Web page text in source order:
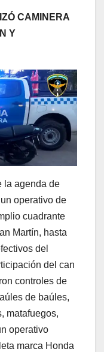
CAMINERA
Y
la agenda de
operativo de
cuadrante
Martín, hasta
del
del can
controles de
de baúles,
matafuegos,
operativo
marca Honda